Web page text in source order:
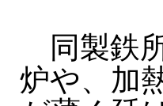
同製鉄
炉や、加